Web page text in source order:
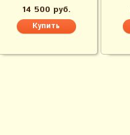
14 500 руб.